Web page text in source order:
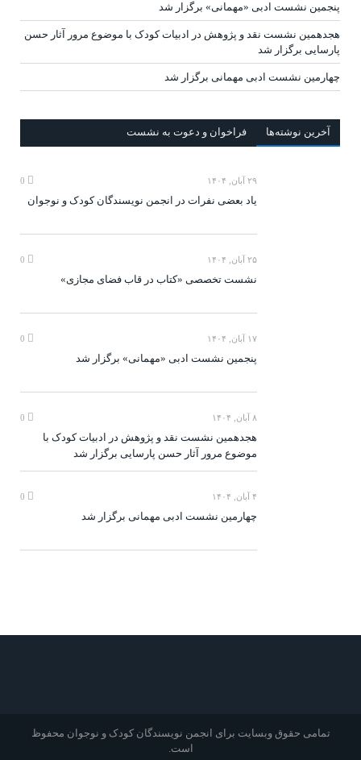
پنجمین نشست ادبی «مهمانی» برگزار شد
هجدهمین نشست نقد و پژوهش در ادبیات کودک با موضوع مرور آثار حسن
پارسایی برگزار شد
چهارمین نشست ادبی مهمانی برگزار شد
آخرين‌ نوشته‌ها فراخوان و دعوت به نشست
۲۹ آبان, ۱۴۰۴
یاد بعضی نفرات در انجمن نویسندگان کودک و نوجوان
۲۵ آبان, ۱۴۰۴
نشست تخصصی «کتاب در قاب فضای مجازی»
۱۷ آبان, ۱۴۰۴
پنجمین نشست ادبی «مهمانی» برگزار شد
۸ آبان, ۱۴۰۴
هجدهمین نشست نقد و پژوهش در ادبیات کودک با
موضوع مرور آثار حسن پارسایی برگزار شد
۴ آبان, ۱۴۰۴
چهارمین نشست ادبی مهمانی برگزار شد
تمامی حقوق وبسایت برای انجمن نویسندگان کودک و نوجوان محفوظ
است.